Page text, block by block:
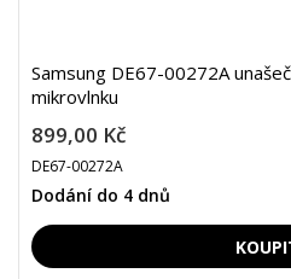
Samsung DE67-00272A
mikrovlnku
899,00 Kč
DE67-00272A
Dodání do 4 dnů